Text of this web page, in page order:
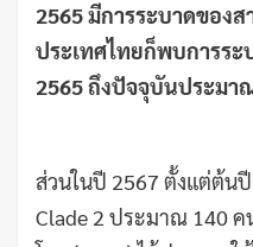
2565 มีการระบาดของ
ประเทศไทยก็พบการร
2565 ถึงปัจจุบันประมา
ส่วนในปี 2567 ตั้งแต่ต้น
Clade 2 ประมาณ 140 ค